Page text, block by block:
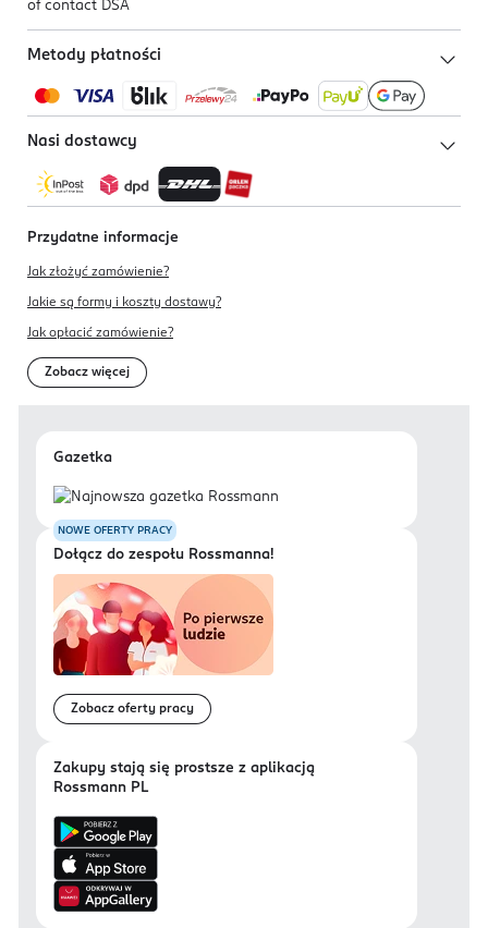
of contact DSA
Metody płatności
Nasi dostawcy
Przydatne informacje
Jak złożyć zamówienie?
Jakie są formy i koszty dostawy?
Jak opłacić zamówienie?
Zobacz więcej
Gazetka
NOWE OFERTY PRACY
Dołącz do zespołu Rossmanna!
Zobacz oferty pracy
Zakupy stają się prostsze z aplikacją
Rossmann PL